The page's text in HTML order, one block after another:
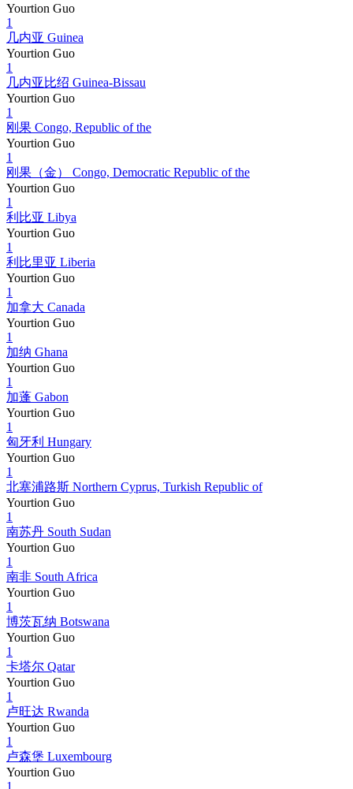
Yourtion Guo
1
几内亚 Guinea
Yourtion Guo
1
几内亚比绍 Guinea-Bissau
Yourtion Guo
1
刚果 Congo, Republic of the
Yourtion Guo
1
刚果（金） Congo, Democratic Republic of the
Yourtion Guo
1
利比亚 Libya
Yourtion Guo
1
利比里亚 Liberia
Yourtion Guo
1
加拿大 Canada
Yourtion Guo
1
加纳 Ghana
Yourtion Guo
1
加蓬 Gabon
Yourtion Guo
1
匈牙利 Hungary
Yourtion Guo
1
北塞浦路斯 Northern Cyprus, Turkish Republic of
Yourtion Guo
1
南苏丹 South Sudan
Yourtion Guo
1
南非 South Africa
Yourtion Guo
1
博茨瓦纳 Botswana
Yourtion Guo
1
卡塔尔 Qatar
Yourtion Guo
1
卢旺达 Rwanda
Yourtion Guo
1
卢森堡 Luxembourg
Yourtion Guo
1